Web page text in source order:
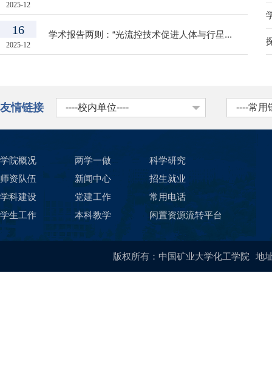
2025-12
16
2025-12
学术报告两则：“光流控技术促进人体与行星...
友情链接 ----校内单位---- ----常用
学院概况 两学一做
科学研究
师资队伍
新闻中心
招生就业
学科建设
党建工作
常用电话
学生工作
本科教学 闲置资源流转平台
版权所有：中国矿业大学化工学院 地